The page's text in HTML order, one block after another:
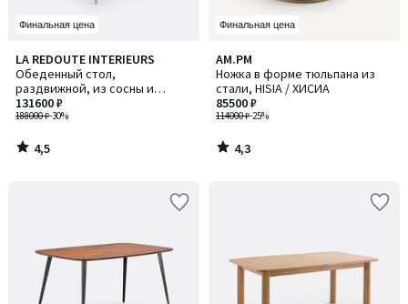
Финальная цена
LA REDOUTE INTERIEURS
Обеденный стол,
раздвижной, из сосны и
дубового шпона, на 4–12
персон, EULALI / ЭВЛАЛИ
188000 ₽-30%
131600 ₽
4,5
/ 5
4,5
/
Финальная цена
AM.PM
Ножка в форме тюльпана из
стали, HISIA / ХИСИА
114000 ₽-25%
85500 ₽
4,3
/ 5
4,3
/